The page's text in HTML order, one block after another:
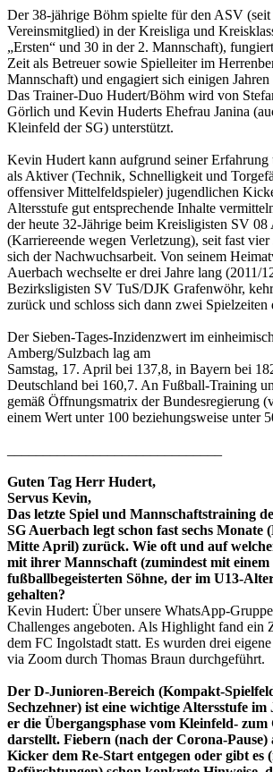
Der 38-jährige Böhm spielte für den ASV (seit
Vereinsmitglied) in der Kreisliga und
„Ersten“ und 30 in der 2. Mannschaft),
Zeit als Betreuer sowie Spielleiter im
Mannschaft) und engagiert sich einigen
Das Trainer-Duo Hudert/Böhm wird von
Görlich und Kevin Huderts Ehefrau Janina
Kleinfeld der SG) unterstützt.
Kevin Hudert kann aufgrund seiner Erfahrung
als Aktiver (Technik, Schnelligkeit und
offensiver Mittelfeldspieler) jugendlichen
Altersstufe gut entsprechende Inhalte
der heute 32-Jährige beim Kreisligisten SV
(Karriereende wegen Verletzung), seit fast
sich der Nachwuchsarbeit. Von seinem
Auerbach wechselte er drei Jahre lang (2011/
Bezirksligisten SV TuS/DJK Grafenwöhr,
zurück und schloss sich dann zwei Spielzeiten
Der Sieben-Tages-Inzidenzwert im
Amberg/Sulzbach lag am
Samstag, 17. April bei 137,8, in Bayern bei
Deutschland bei 160,7. An Fußball-Training
gemäß Öffnungsmatrix der Bundesregierung
einem Wert unter 100 beziehungsweise unter
Guten Tag Herr Hudert,
Servus Kevin,
Das letzte Spiel und Mannschaftstraining
SG Auerbach legt schon fast sechs Monate
Mitte April) zurück. Wie oft und auf
mit ihrer Mannschaft (zumindest mit
fußballbegeisterten Söhne, der im U13-
gehalten?
Kevin Hudert: Über unsere WhatsApp-
Challenges angeboten. Als Highlight fand ein
dem FC Ingolstadt statt. Es wurden drei
via Zoom durch Thomas Braun durchgeführt.
Der D-Junioren-Bereich (Kompakt-
Sechzehner) ist eine wichtige Altersstufe
er die Übergangsphase vom Kleinfeld-
darstellt. Fiebern (nach der Corona-Pause)
Kicker dem Re-Start entgegen oder gibt es